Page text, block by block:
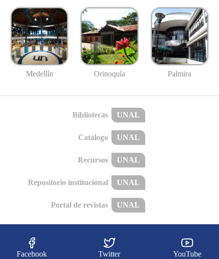
Medellín Orinoquía Palmira
Bibliotecas UNAL
Catálogo UNAL
Recursos UNAL
Repositorio institucional UNAL
Portal de revistas UNAL
Facebook Twitter YouTube